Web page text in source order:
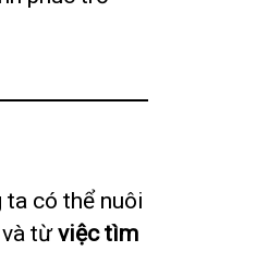
ta có thể nuôi
và từviệc tìm